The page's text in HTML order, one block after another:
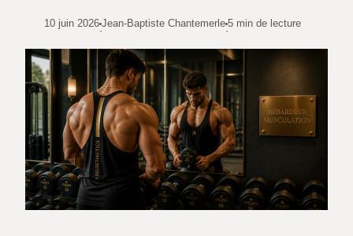
10 juin 2026
·
Jean-Baptiste Chantemerle
·
5 min de lecture